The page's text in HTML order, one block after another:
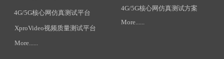
4G/5G核心网仿真测试方案
More......
4G/5G核心网仿真测试平台
More......
XproVideo视频质量测试平台